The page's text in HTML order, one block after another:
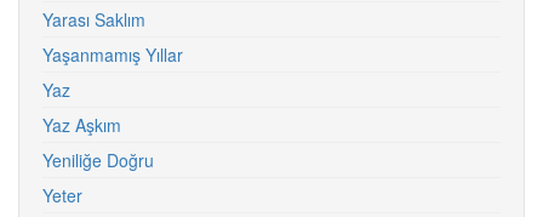
Yarası Saklım
Yaşanmamış Yıllar
Yaz
Yaz Aşkım
Yeniliğe Doğru
Yeter